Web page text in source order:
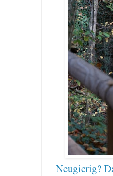
Neugierig?